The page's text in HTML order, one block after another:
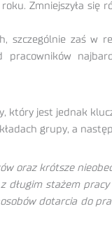
Zmniejszyła
szczególnie zaś w
jest jednak
grupy, a
oraz krótsze
stażem
dotarcia do